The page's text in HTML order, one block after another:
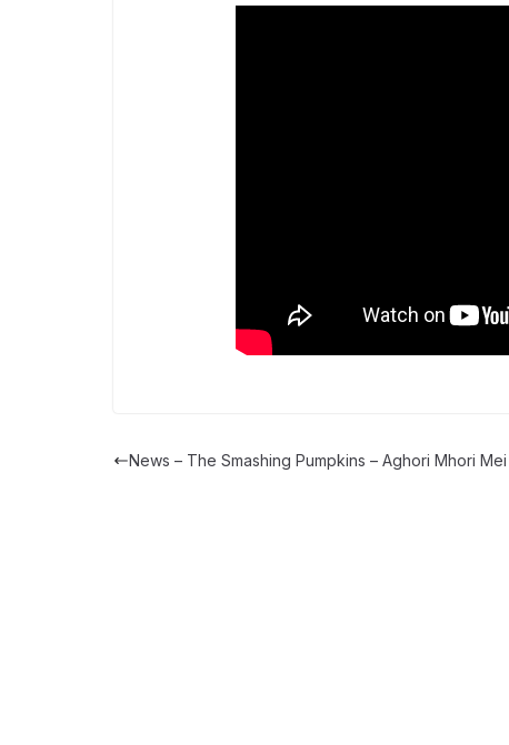
News – The Smashing Pumpkins – Aghori Mhori Mei